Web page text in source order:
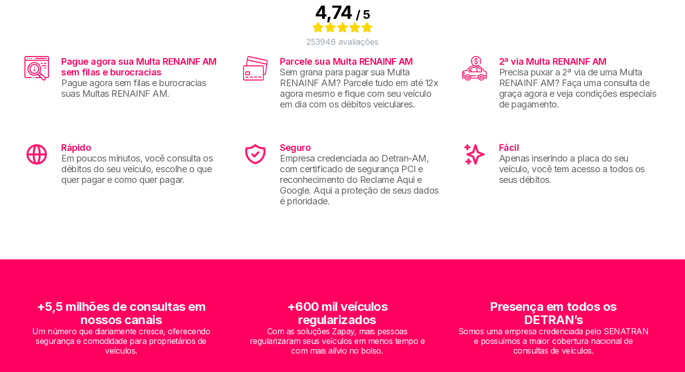
4,74 / 5
253946 avaliações
Pague agora sua Multa RENAINF AM
sem filas e burocracias
Pague agora sem filas e burocracias
suas Multas RENAINF AM.
Parcele sua Multa RENAINF AM
Sem grana para pagar sua Multa
RENAINF AM? Parcele tudo em até 12x
agora mesmo e fique com seu veículo
em dia com os débitos veiculares.
2ª via Multa RENAINF AM
Precisa puxar a 2ª via de uma Multa
RENAINF AM? Faça uma consulta de
graça agora e veja condições especiais
de pagamento.
Rápido
Em poucos minutos, você consulta os
débitos do seu veículo, escolhe o que
quer pagar e como quer pagar.
Seguro
Empresa credenciada ao Detran-AM,
com certificado de segurança PCI e
reconhecimento do Reclame Aqui e
Google. Aqui a proteção de seus dados
é prioridade.
Fácil
Apenas inserindo a placa do seu
veículo, você tem acesso a todos os
seus débitos.
+5,5 milhões de consultas em
nossos canais
Um número que diariamente cresce, oferecendo
segurança e comodidade para proprietários de
veículos.
+600 mil veículos
regularizados
Com as soluções Zapay, mais pessoas
regularizaram seus veículos em menos tempo e
com mais alívio no bolso.
Presença em todos os
DETRAN’s
Somos uma empresa credenciada pelo SENATRAN
e possuímos a maior cobertura nacional de
consultas de veículos.